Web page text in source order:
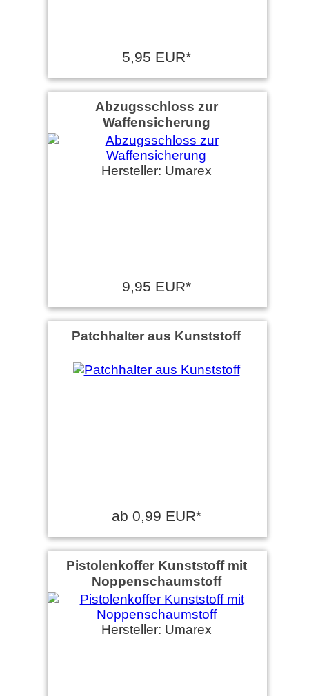
5,95 EUR*
Abzugsschloss zur
Waffensicherung
Hersteller: Umarex
9,95 EUR*
Patchhalter aus Kunststoff
ab 0,99 EUR*
Pistolenkoffer Kunststoff mit
Noppenschaumstoff
Hersteller: Umarex